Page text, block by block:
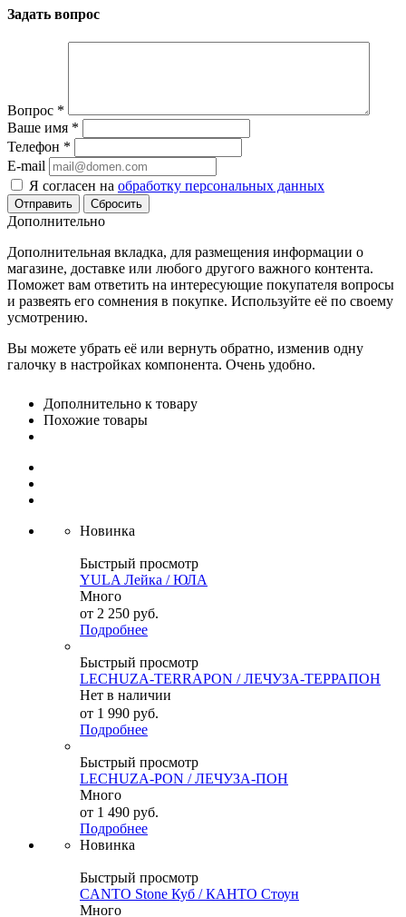
Задать вопрос
Вопрос *
Ваше имя *
Телефон *
E-mail
Я согласен на обработку персональных данных
Сбросить
Дополнительно
Дополнительная вкладка, для размещения информации о
магазине, доставке или любого другого важного контента.
Поможет вам ответить на интересующие покупателя вопросы
и развеять его сомнения в покупке. Используйте её по своему
усмотрению.
Вы можете убрать её или вернуть обратно, изменив одну
галочку в настройках компонента. Очень удобно.
Дополнительно к товару
Похожие товары
Новинка
Быстрый просмотр
YULA Лейка / ЮЛА
Много
от 2 250 руб.
Подробнее
Быстрый просмотр
LECHUZA-TERRAPON / ЛЕЧУЗА-ТЕРРАПОН
Нет в наличии
от 1 990 руб.
Подробнее
Быстрый просмотр
LECHUZA-PON / ЛЕЧУЗА-ПОН
Много
от 1 490 руб.
Подробнее
Новинка
Быстрый просмотр
CANTO Stone Куб / КАНТО Стоун
Много